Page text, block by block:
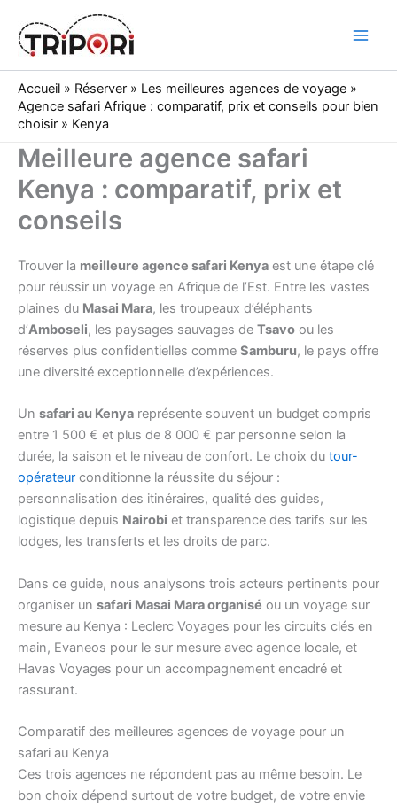
content
Accueil » Réserver » Les meilleures agences de voyage »
Agence safari Afrique : comparatif, prix et conseils pour bien
choisir » Kenya
Meilleure agence safari
Kenya : comparatif, prix et
conseils
Trouver la meilleure agence safari Kenya est une étape clé
pour réussir un voyage en Afrique de l’Est. Entre les vastes
plaines du Masai Mara, les troupeaux d’éléphants
d’Amboseli, les paysages sauvages de Tsavo ou les
réserves plus confidentielles comme Samburu, le pays offre
une diversité exceptionnelle d’expériences.
Un safari au Kenya représente souvent un budget compris
entre 1 500 € et plus de 8 000 € par personne selon la
durée, la saison et le niveau de confort. Le choix du tour-
opérateur conditionne la réussite du séjour :
personnalisation des itinéraires, qualité des guides,
logistique depuis Nairobi et transparence des tarifs sur les
lodges, les transferts et les droits de parc.
Dans ce guide, nous analysons trois acteurs pertinents pour
organiser un safari Masai Mara organisé ou un voyage sur
mesure au Kenya : Leclerc Voyages pour les circuits clés en
main, Evaneos pour le sur mesure avec agence locale, et
Havas Voyages pour un accompagnement encadré et
rassurant.
Comparatif des meilleures agences de voyage pour un
safari au Kenya
Ces trois agences ne répondent pas au même besoin. Le
bon choix dépend surtout de votre budget, de votre envie